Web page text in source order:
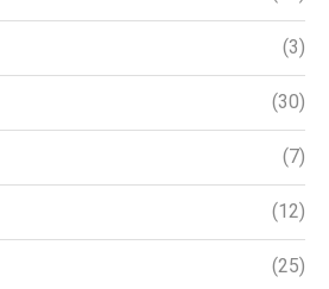
(3)
(30)
(7)
(12)
(25)